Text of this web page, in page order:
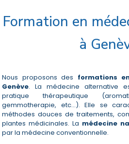
Formation en
à
Nous proposons des formations
Genève. La médecine alternative
pratique thérapeutique
gemmotherapie, etc…). Elle se
méthodes douces de traitements,
plantes médicinales. La médecine
par la médecine conventionnelle.